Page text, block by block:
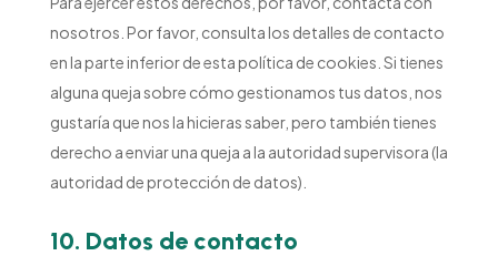
nosotros. Por favor, consulta los detalles de contacto
en la parte inferior de esta política de cookies. Si tienes
alguna queja sobre cómo gestionamos tus datos, nos
gustaría que nos la hicieras saber, pero también tienes
derecho a enviar una queja a la autoridad supervisora (la
autoridad de protección de datos).
10. Datos de contacto